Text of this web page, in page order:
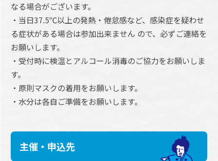
なる場合がございます。
・当日37.5℃以上の発熱・倦怠感など、感染症を疑わせ
る症状がある場合は参加出来ません ので、必ずご連絡を
お願いします。
・受付時に検温とアルコール消毒のご協力をお願いしま
す。
・原則マスクの着用をお願いします。
・水分は各自ご準備をお願いします。
主催・申込先